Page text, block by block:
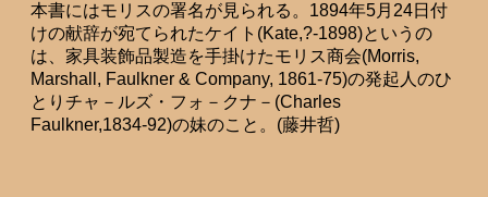
本書にはモリスの署名が見られる。1894年5月24日付
けの献辞が宛てられたケイト(Kate,?-1898)というの
は、家具装飾品製造を手掛けたモリス商会(Morris,
Marshall, Faulkner & Company, 1861-75)の発起人のひ
とりチャ－ルズ・フォ－クナ－(Charles
Faulkner,1834-92)の妹のこと。(藤井哲)